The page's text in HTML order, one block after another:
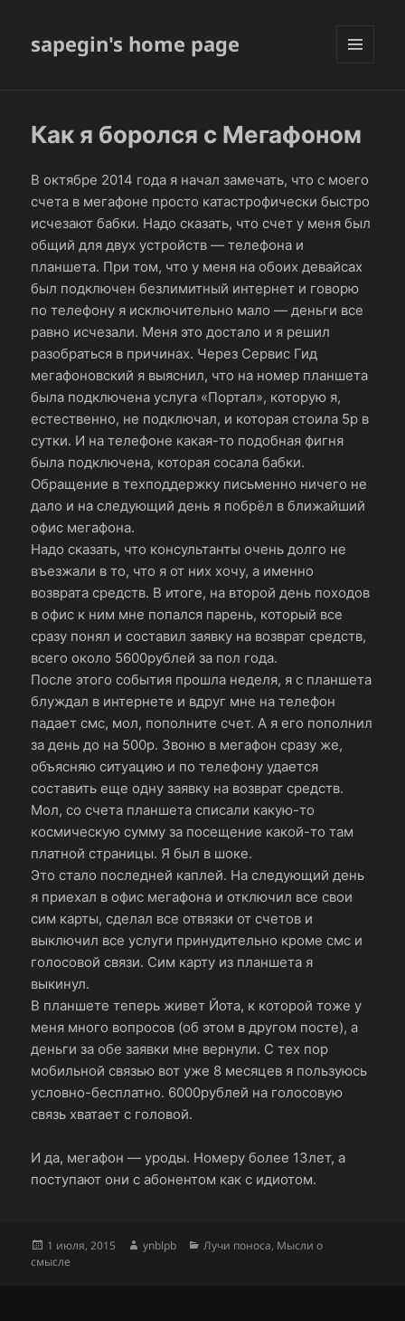
sapegin's home page
Как я боролся с Мегафоном
В октябре 2014 года я начал замечать, что с моего
счета в мегафоне просто катастрофически быстро
исчезают бабки. Надо сказать, что счет у меня был
общий для двух устройств — телефона и
планшета. При том, что у меня на обоих девайсах
был подключен безлимитный интернет и говорю
по телефону я исключительно мало — деньги все
равно исчезали. Меня это достало и я решил
разобраться в причинах. Через Сервис Гид
мегафоновский я выяснил, что на номер планшета
была подключена услуга «Портал», которую я,
естественно, не подключал, и которая стоила 5р в
сутки. И на телефоне какая-то подобная фигня
была подключена, которая сосала бабки.
Обращение в техподдержку письменно ничего не
дало и на следующий день я побрёл в ближайший
офис мегафона.
Надо сказать, что консультанты очень долго не
въезжали в то, что я от них хочу, а именно
возврата средств. В итоге, на второй день походов
в офис к ним мне попался парень, который все
сразу понял и составил заявку на возврат средств,
всего около 5600рублей за пол года.
После этого события прошла неделя, я с планшета
блуждал в интернете и вдруг мне на телефон
падает смс, мол, пополните счет. А я его пополнил
за день до на 500р. Звоню в мегафон сразу же,
объясняю ситуацию и по телефону удается
составить еще одну заявку на возврат средств.
Мол, со счета планшета списали какую-то
космическую сумму за посещение какой-то там
платной страницы. Я был в шоке.
Это стало последней каплей. На следующий день
я приехал в офис мегафона и отключил все свои
сим карты, сделал все отвязки от счетов и
выключил все услуги принудительно кроме смс и
голосовой связи. Сим карту из планшета я
выкинул.
В планшете теперь живет Йота, к которой тоже у
меня много вопросов (об этом в другом посте), а
деньги за обе заявки мне вернули. С тех пор
мобильной связью вот уже 8 месяцев я пользуюсь
условно-бесплатно. 6000рублей на голосовую
связь хватает с головой.
И да, мегафон — уроды. Номеру более 13лет, а
поступают они с абонентом как с идиотом.
Опубликовано
1 июля, 2015 Автор
ynblpb Рубрики
Лучи поноса, Мысли о
смысле